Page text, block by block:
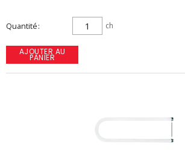
Quantité ch
AJOUTER AU
PANIER